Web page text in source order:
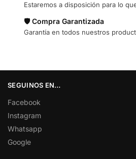
Estaremos a disposición para lo
🛡️ Compra Garantizada
Garantía en todos nuestros
SEGUINOS EN…
Facebook
Instagram
Whatsapp
Google